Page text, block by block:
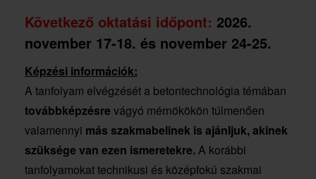
Következő oktatási időpont: 2026.
november 17-18. és november 24-25.
Képzési információk:
A tanfolyam elvégzését a betontechnológia témában
továbbképzésre vágyó mérnökökön túlmenően
valamennyi más szakmabelinek is ajánljuk, akinek
szüksége van ezen ismeretekre.A korábbi
tanfolyamokat technikusi és középfokú szakmai